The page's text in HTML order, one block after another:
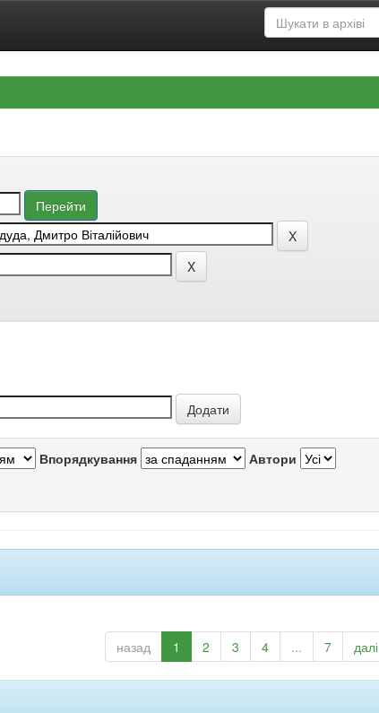
Впорядкування Автори
назад 1 2 3 4 ... 7 далі